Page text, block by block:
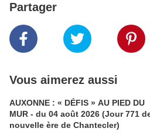
Partager
Vous aimerez aussi
AUXONNE : « DÉFIS » AU PIED DU
MUR - du 04 août 2026 (Jour 771
nouvelle ère de Chantecler)